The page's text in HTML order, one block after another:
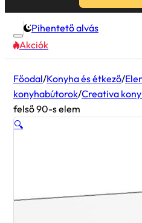
Pihentető alvás
Akciók
Főodal/Konyha és étkező/
konyhabútorok/Creativa
felső 90-s elem
🔍